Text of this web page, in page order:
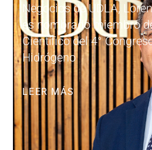
Negocios de UDLA,
es nombrado miembro
Científico del 4°
Hidrógeno
LEER MÁS